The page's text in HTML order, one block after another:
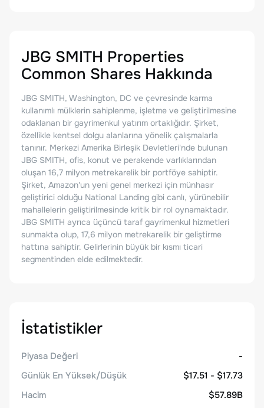
JBG SMITH Properties
Common Shares Hakkında
JBG SMITH, Washington, DC ve çevresinde karma
kullanımlı mülklerin sahiplenme, işletme ve geliştirilmesine
odaklanan bir gayrimenkul yatırım ortaklığıdır. Şirket,
özellikle kentsel dolgu alanlarına yönelik çalışmalarla
tanınır. Merkezi Amerika Birleşik Devletleri'nde bulunan
JBG SMITH, ofis, konut ve perakende varlıklarından
oluşan 16,7 milyon metrekarelik bir portföye sahiptir.
Şirket, Amazon'un yeni genel merkezi için münhasır
geliştirici olduğu National Landing gibi canlı, yürünebilir
mahallelerin geliştirilmesinde kritik bir rol oynamaktadır.
JBG SMITH ayrıca üçüncü taraf gayrimenkul hizmetleri
sunmakta olup, 17,6 milyon metrekarelik bir geliştirme
hattına sahiptir. Gelirlerinin büyük bir kısmı ticari
segmentinden elde edilmektedir.
İstatistikler
Piyasa Değeri
-
Günlük En Yüksek/Düşük
$17.51 - $17.73
Hacim
$57.89B